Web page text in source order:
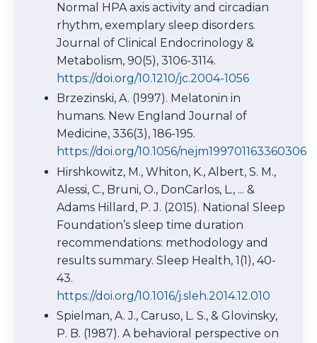
Normal HPA axis activity and circadian
rhythm, exemplary sleep disorders.
Journal of Clinical Endocrinology &
Metabolism, 90(5), 3106-3114.
https://doi.org/10.1210/jc.2004-1056
Brzezinski, A. (1997). Melatonin in
humans. New England Journal of
Medicine, 336(3), 186-195.
https://doi.org/10.1056/nejm199701163360306
Hirshkowitz, M., Whiton, K., Albert, S. M.,
Alessi, C., Bruni, O., DonCarlos, L., ... &
Adams Hillard, P. J. (2015). National Sleep
Foundation’s sleep time duration
recommendations: methodology and
results summary. Sleep Health, 1(1), 40-
43.
https://doi.org/10.1016/j.sleh.2014.12.010
Spielman, A. J., Caruso, L. S., & Glovinsky,
P. B. (1987). A behavioral perspective on